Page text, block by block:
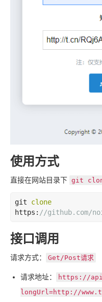
使用方式
直接在网站目录下 git
git clone
https: //github.com/
接口调用
请求方式： Get/Post请求
请求地址：
https://
longUrl=http://